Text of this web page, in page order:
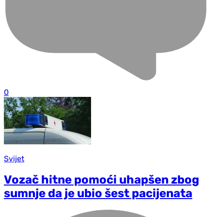
0
Svijet
Vozač hitne pomoći uhapšen zbog
sumnje da je ubio šest pacijenata